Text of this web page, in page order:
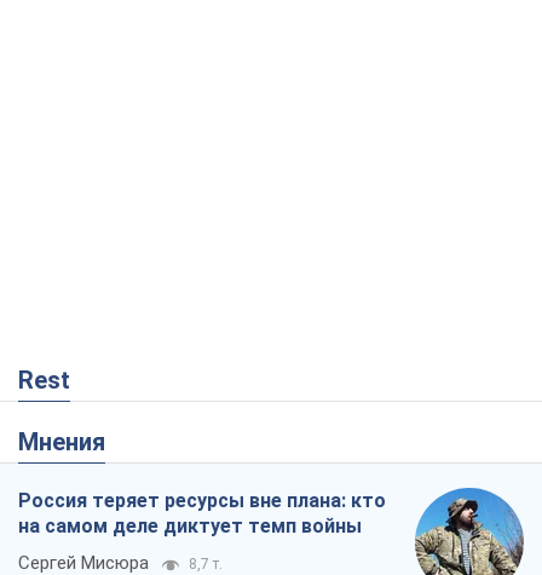
Rest
Мнения
Россия теряет ресурсы вне плана: кто
на самом деле диктует темп войны
Сергей Мисюра 8,7 т.